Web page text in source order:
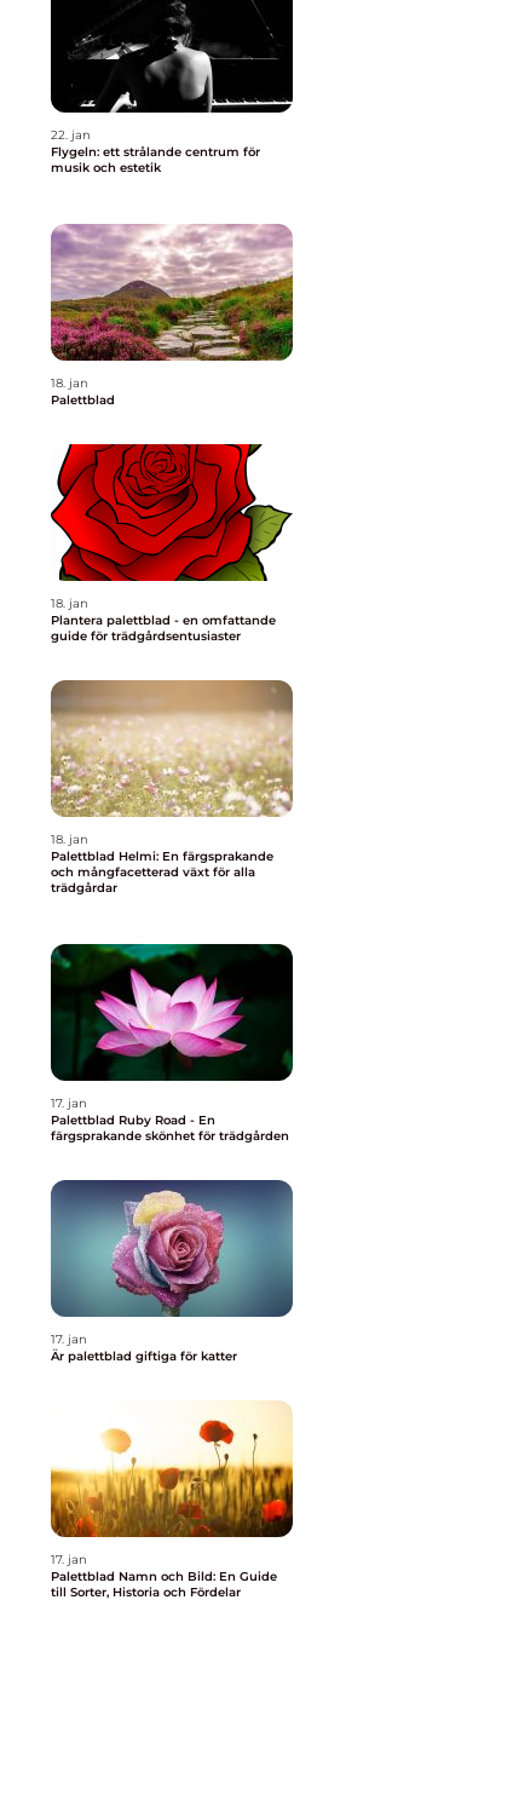
22. jan
Flygeln: ett strålande centrum för
musik och estetik
18. jan
Palettblad
18. jan
Plantera palettblad - en omfattande
guide för trädgårdsentusiaster
18. jan
Palettblad Helmi: En färgsprakande
och mångfacetterad växt för alla
trädgårdar
17. jan
Palettblad Ruby Road - En
färgsprakande skönhet för trädgården
17. jan
Är palettblad giftiga för katter
17. jan
Palettblad Namn och Bild: En Guide
till Sorter, Historia och Fördelar